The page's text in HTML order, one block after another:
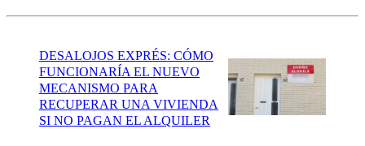
DESALOJOS EXPRÉS: CÓMO
FUNCIONARÍA EL NUEVO
MECANISMO PARA
RECUPERAR UNA VIVIENDA
SI NO PAGAN EL ALQUILER